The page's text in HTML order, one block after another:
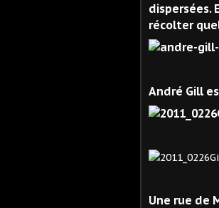
dispersées.
récolter
Tombe
André Gill
Rue André
Buste
Une rue de